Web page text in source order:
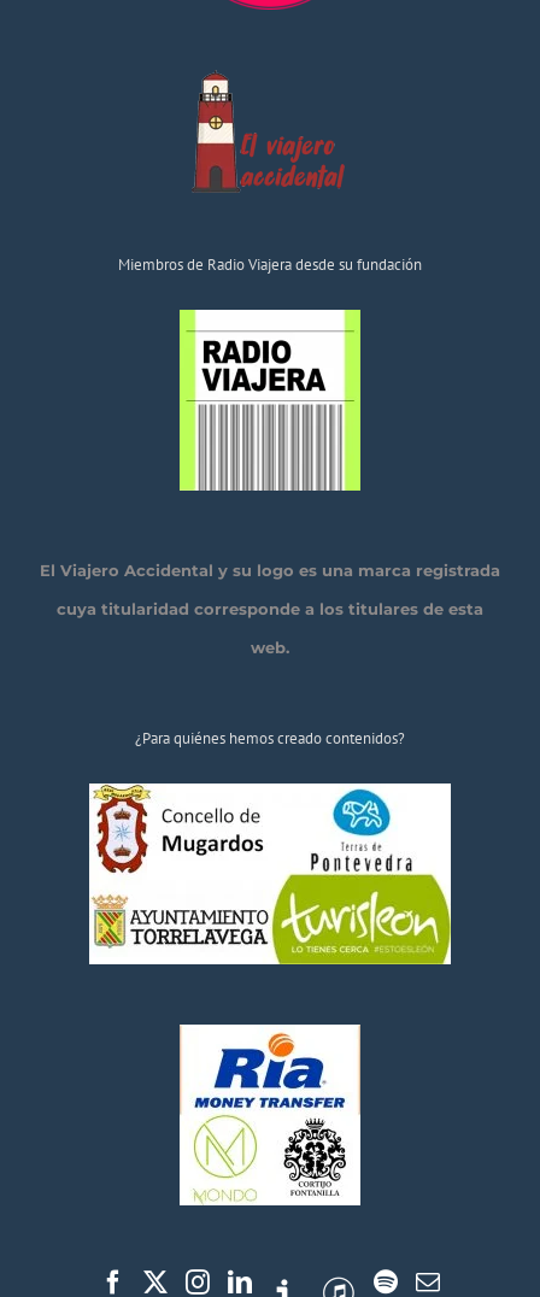
Miembros de Radio Viajera desde su fundación
El Viajero Accidental y su logo es una marca registrada
cuya titularidad corresponde a los titulares de esta
web.
¿Para quiénes hemos creado contenidos?